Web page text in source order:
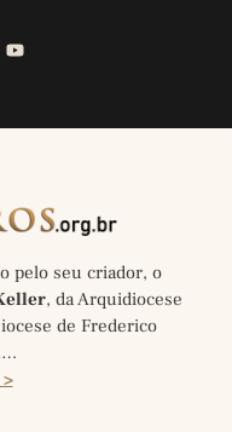
pelo seu criador, o
, da Arquidiocese
de Frederico